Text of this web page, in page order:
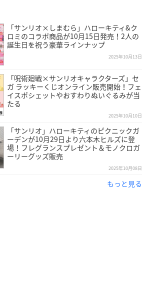
「サンリオ×しまむら」ハローキティ&ク
ロミのコラボ商品が10月15日発売！2人の
誕生日を祝う豪華ラインナップ
2025年10月13日
「呪術廻戦×サンリオキャラクターズ」セ
ガ ラッキーくじオンライン販売開始！フェ
イスポシェットやおすわりぬいぐるみが当
たる
2025年10月10日
「サンリオ」ハローキティのピクニックガ
ーデンが10月29日より六本木ヒルズに登
場！フレグランスプレゼント＆モノクロガ
ーリーグッズ販売
2025年10月08日
もっと見る